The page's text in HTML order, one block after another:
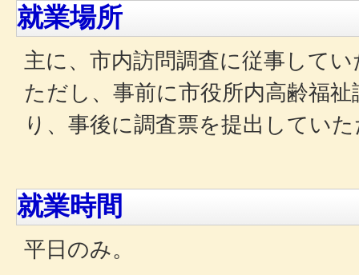
就業場所
主に、市内訪問調査に従事して
ただし、事前に市役所内高齢福
り、事後に調査票を提出してい
就業時間
平日のみ。